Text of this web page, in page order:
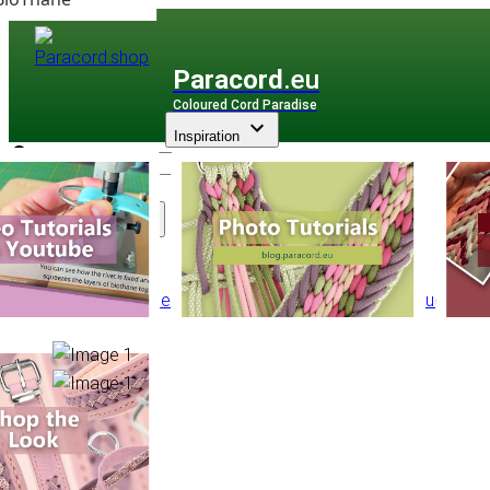
Paracord .eu
Coloured Cord Paradise
Assortiment
Inspiration
Autre Corde Cordon élastique/Cordon Élastique Ø